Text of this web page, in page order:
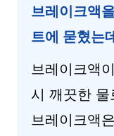
브레이크액
트에 묻혔는
브레이크액
시 깨끗한
브레이크액